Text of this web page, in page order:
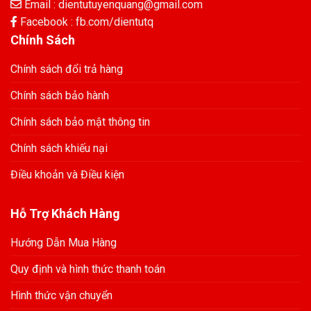
Email : dientutuyenquang@gmail.com
Facebook : fb.com/dientutq
Chính Sách
Chính sách đổi trả hàng
Chính sách bảo hành
Chính sách bảo mật thông tin
Chính sách khiếu nại
Điều khoản và Điều kiện
Hỗ Trợ Khách Hàng
Hướng Dẫn Mua Hàng
Quy định và hình thức thanh toán
Hình thức vận chuyển